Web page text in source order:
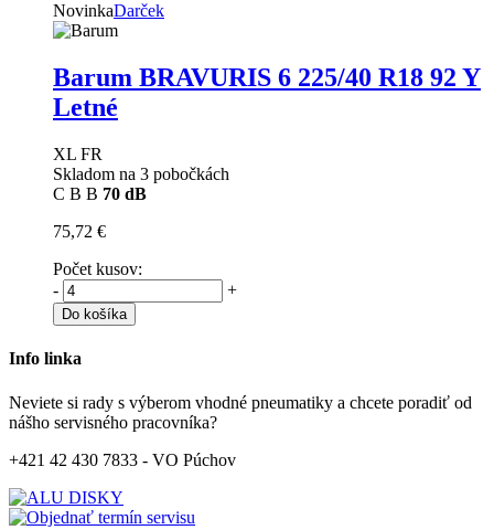
NovinkaDarček
Barum BRAVURIS 6 225/40 R18 92 Y
Letné
XL FR
Skladom na 3 pobočkách
C B B 70 dB
75,72 €
Počet kusov:
-
+
Do košíka
Info linka
Neviete si rady s výberom vhodné pneumatiky a chcete poradiť od
nášho servisného pracovníka?
+421 42 430 7833 - VO Púchov